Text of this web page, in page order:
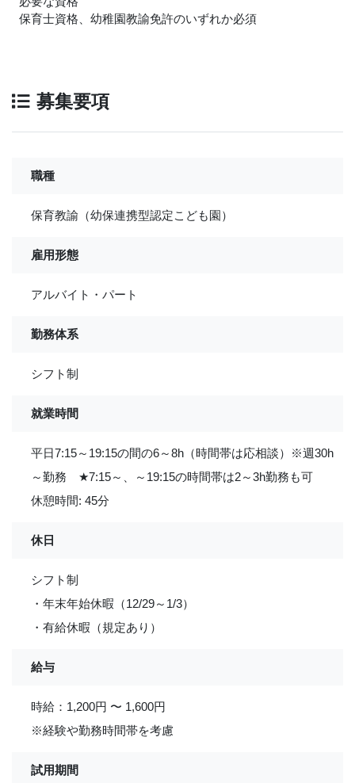
保育士資格、幼稚園教諭免許のいずれか必須
募集要項
職種
保育教諭（幼保連携型認定こども園）
雇用形態
アルバイト・パート
勤務体系
シフト制
就業時間
平日7:15～19:15の間の6～8h（時間帯は応相談）※週30h
～勤務 ★7:15～、～19:15の時間帯は2～3h勤務も可
休憩時間: 45分
休日
シフト制
・年末年始休暇（12/29～1/3）
・有給休暇（規定あり）
給与
時給：1,200円 〜 1,600円
※経験や勤務時間帯を考慮
試用期間